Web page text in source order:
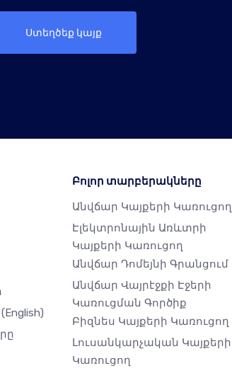
Ստեղծեք կայք
(English)
Բոլոր տարբերակները
Անվճար Կայքերի Կառուցող
Էլեկտրոնային Առևտրի
Կայքերի Կառուցող
Անվճար Դոմեյնի Գրանցում
Անվճար Վայրէջքի Էջերի
Կառուցման Գործիք
Բիզնես Կայքերի Կառուցող
Լուսանկարչական Կայքերի
Կառուցող